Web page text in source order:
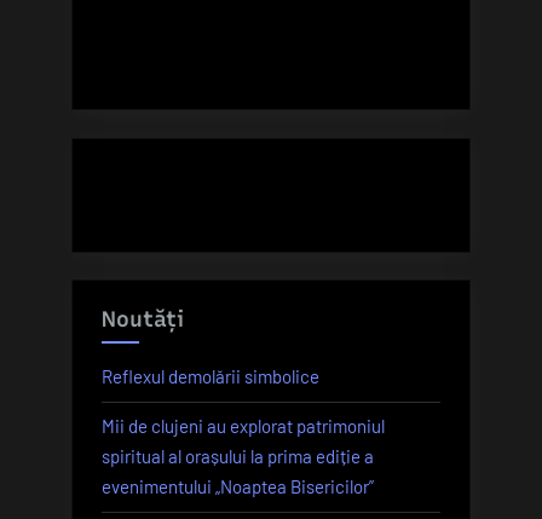
Noutăți
Reflexul demolării simbolice
Mii de clujeni au explorat patrimoniul
spiritual al orașului la prima ediție a
evenimentului „Noaptea Bisericilor”